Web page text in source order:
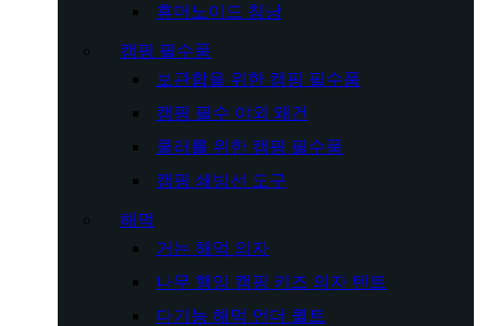
휴머노이드 침낭
캠핑 필수품
보관함을 위한 캠핑 필수품
캠핑 필수 야외 왜건
쿨러를 위한 캠핑 필수품
캠핑 쇄빙선 도구
해먹
거는 해먹 의자
나무 행잉 캠핑 키즈 의자 텐트
다기능 해먹 언더 퀼트